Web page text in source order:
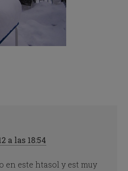
a las 18:54
en este htasol y est muy